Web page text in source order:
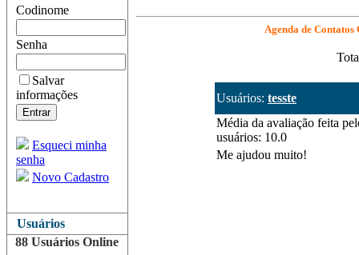
Codinome
Senha
Salvar
informações
Esqueci minha
senha
Novo Cadastro
Usuários
88 Usuários Online
Agenda de
Usuários: tesste
Média da avaliação feita
usuários: 10.0
Me ajudou muito!